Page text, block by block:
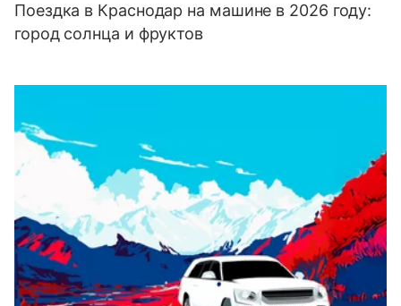
Поездка в Краснодар на машине в 2026 году:
город солнца и фруктов